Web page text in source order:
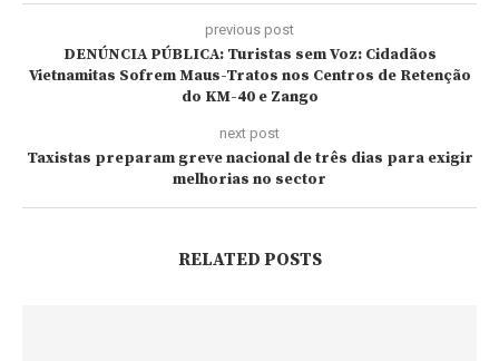
previous post
DENÚNCIA PÚBLICA: Turistas sem Voz: Cidadãos
Vietnamitas Sofrem Maus-Tratos nos Centros de Retenção
do KM-40 e Zango
next post
Taxistas preparam greve nacional de três dias para exigir
melhorias no sector
RELATED POSTS